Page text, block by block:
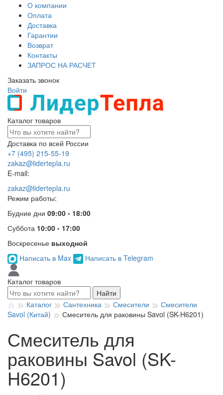
О компании
Оплата
Доставка
Гарантии
Возврат
Контакты
ЗАПРОС НА РАСЧЕТ
Заказать звонок
Войти
Каталог товаров
Доставка по всей России
+7 (495) 215-55-19
zakaz@lidertepla.ru
E-mail:
zakaz@lidertepla.ru
Режим работы:
Будние дни 09:00 - 18:00
Суббота 10:00 - 17:00
Воскресенье выходной
Написать в Max
Написать в Telegram
Каталог товаров
Найти
Каталог
Сантехника Смесители
Смесители
Savol (Китай)
Смеситель для раковины Savol (SK-H6201)
Смеситель для
раковины Savol (SK-
H6201)